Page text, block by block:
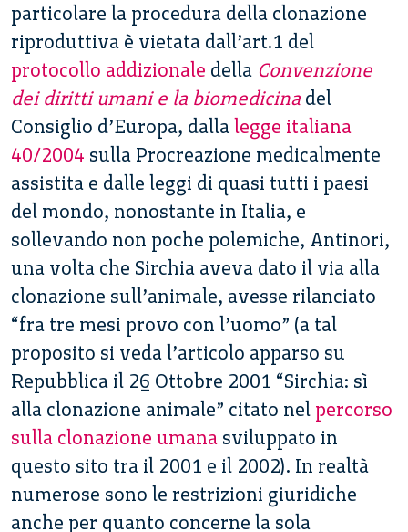
particolare la procedura della clonazione
riproduttiva è vietata dall’art.1 del
protocollo addizionale della Convenzione
dei diritti umani e la biomedicina del
Consiglio d’Europa, dalla legge italiana
40/2004 sulla Procreazione medicalmente
assistita e dalle leggi di quasi tutti i paesi
del mondo, nonostante in Italia, e
sollevando non poche polemiche, Antinori,
una volta che Sirchia aveva dato il via alla
clonazione sull’animale, avesse rilanciato
“fra tre mesi provo con l’uomo” (a tal
proposito si veda l’articolo apparso su
Repubblica il 26 Ottobre 2001 “Sirchia: sì
alla clonazione animale” citato nel percorso
sulla clonazione umana sviluppato in
questo sito tra il 2001 e il 2002). In realtà
numerose sono le restrizioni giuridiche
anche per quanto concerne la sola